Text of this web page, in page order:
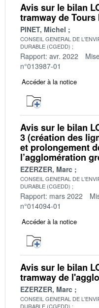
Avis sur le bilan
tramway de
PINET, Michel
CONSEIL GENERAL DE
DURABLE (CGEDD)
Rapport: avr. 2022
n°013987-01
Accéder à la notice
Avis sur le bilan
3 (création des
et prolongement
l’agglomération
EZERZER, Marc
CONSEIL GENERAL DE
DURABLE (CGEDD)
Rapport: mars 2022
n°014094-01
Accéder à la notice
Avis sur le bilan
tramway de
EZERZER, Marc
CONSEIL GENERAL DE
DURABLE (CGEDD)